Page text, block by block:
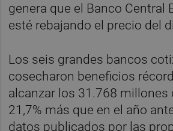
genera que el Banco Central
esté rebajando el precio del
Los seis grandes bancos
cosecharon beneficios
alcanzar los 31.768 millones
21,7% más que en el año
datos publicados por las